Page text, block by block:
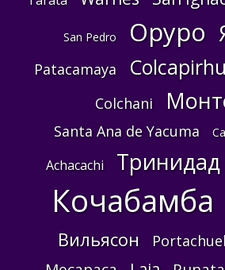
San Pedro Оруро
Patacamaya
Colchani
Santa Ana de Yacuma
Achacachi Тринидад
Кочабамба
Вильясон